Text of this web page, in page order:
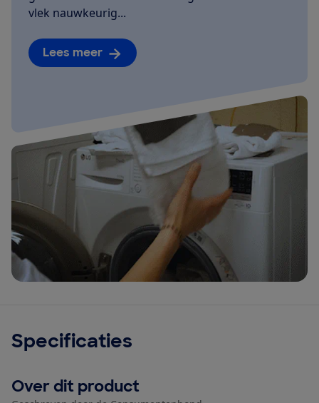
vlek nauwkeurig...
Lees meer
Specificaties
Over dit product